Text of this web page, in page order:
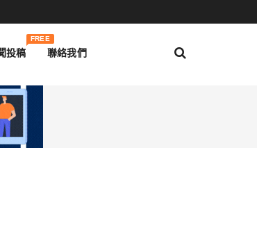
投稿
FREE
聯絡我們